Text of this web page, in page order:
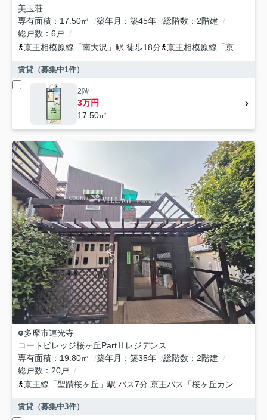
美玉荘
専有面積
17.50㎡ 築年月 築45年 総階数
2階建
総戸数
6戸
京王相模原線 「南大沢 」駅 徒歩18分 京王相模原線 「京王堀之内
賃貸（募集中1件）
2階
3万円
17.50㎡
多摩市連光寺
コートビレッジ桜ヶ丘PartⅡレジデンス
専有面積
19.80㎡ 築年月 築35年 総階数
2階建
総戸数
20戸
京王線 「聖蹟桜ヶ丘 」駅 バス7分 京王バス「桜ヶ丘カントリークラブ」 停歩1分
賃貸（募集中3件）